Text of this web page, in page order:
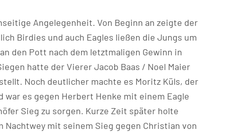
Angelegenheit. Von Beginn an zeigte der
Birdies und auch Eagles ließen die Jungs um
den Pott nach dem letztmaligen Gewinn in
hatte der Vierer Jacob Baas / Noel Maier
Noch deutlicher machte es Moritz Küls, der
es gegen Herbert Henke mit einem Eagle
Sieg zu sorgen. Kurze Zeit später holte
Nachtwey mit seinem Sieg gegen Christian von